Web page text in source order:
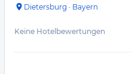
Dietersburg · Bayern
Keine Hotelbewertungen